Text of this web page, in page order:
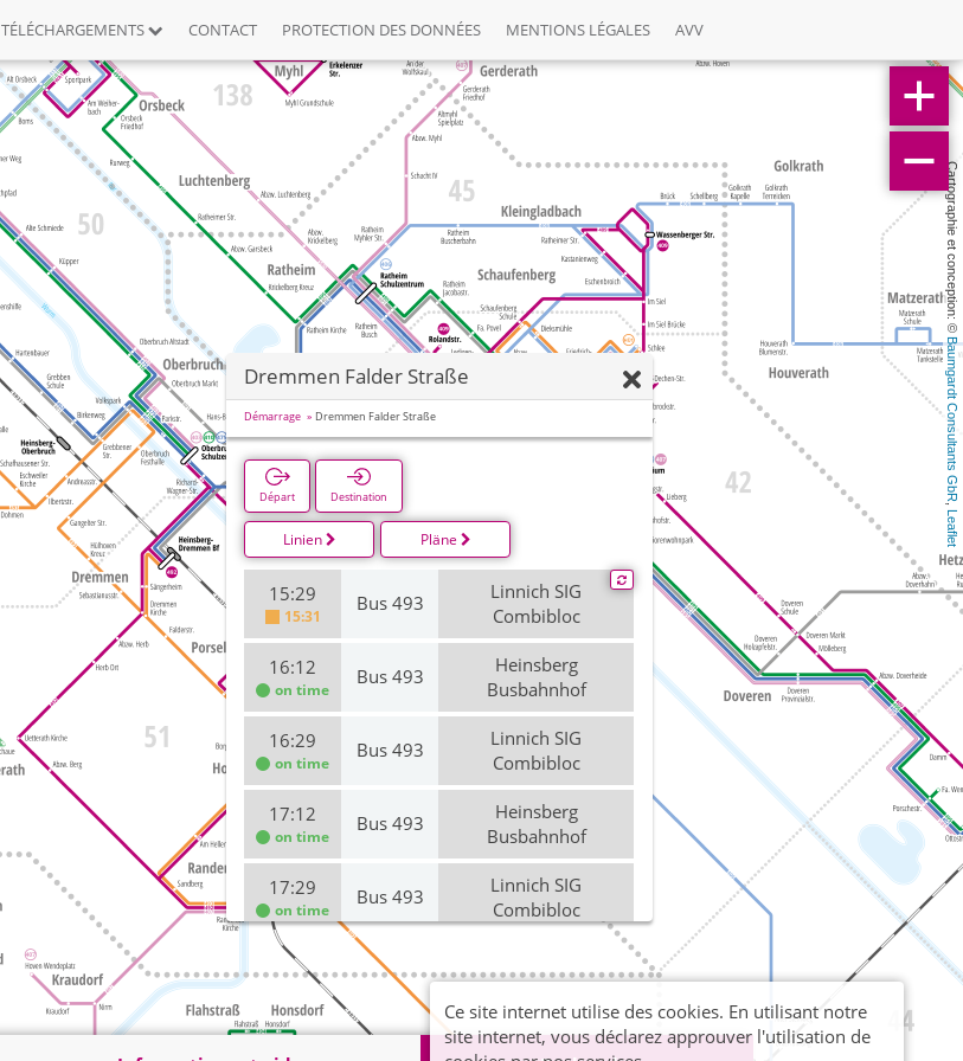
TÉLÉCHARGEMENTS CONTACT PROTECTION DES DONNÉES MENTIONS LÉGALES AVV
Cartographie et conception: ©
Baumgardt Consultants GbR
,
Leaflet
Dremmen Falder Straße
Démarrage Dremmen Falder Straße
Départ Destination
Linien Pläne
15:29
15:31
Bus 493
Linnich SIG
Combibloc
16:12
on time
Bus 493
Heinsberg
Busbahnhof
16:29
on time
Bus 493
Linnich SIG
Combibloc
17:12
on time
Bus 493
Heinsberg
Busbahnhof
17:29
on time
Bus 493
Linnich SIG
Combibloc
18:12 Bus 493
Busbahnhof
Linnich SIG
Combibloc
Ce site internet utilise des cookies. En utilisant notre
site internet, vous déclarez approuver l'utilisation de